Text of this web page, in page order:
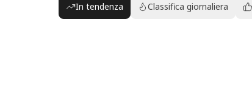
In tendenza Classifica giornaliera